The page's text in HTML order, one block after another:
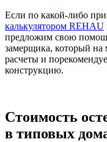
Если по какой-либо
калькулятором REHAU
предложим свою
замерщика, который на
расчеты и
конструкцию.
Стоимость
в типовых